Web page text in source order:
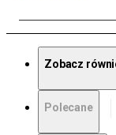
Zobacz
Polecane